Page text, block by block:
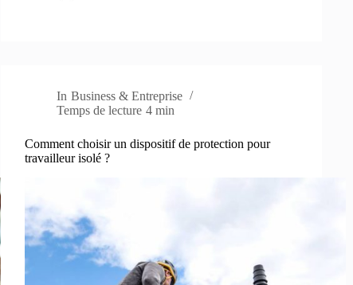
In Business & Entreprise
Temps de lecture 4 min
Comment choisir un dispositif de protection pour
travailleur isolé ?